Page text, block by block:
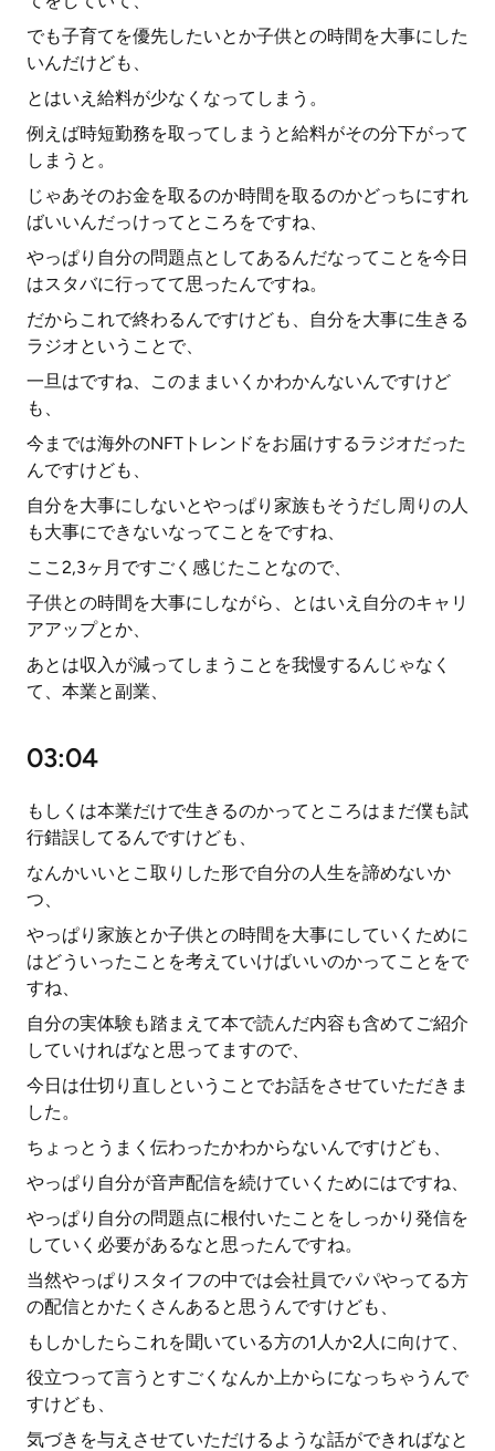
でも子育てを優先したいとか子供との時間を大事にした
いんだけども、
とはいえ給料が少なくなってしまう。
例えば時短勤務を取ってしまうと給料がその分下がって
しまうと。
じゃあそのお金を取るのか時間を取るのかどっちにすれ
ばいいんだっけってところをですね、
やっぱり自分の問題点としてあるんだなってことを今日
はスタバに行ってて思ったんですね。
だからこれで終わるんですけども、自分を大事に生きる
ラジオということで、
一旦はですね、このままいくかわかんないんですけど
も、
今までは海外のNFTトレンドをお届けするラジオだった
んですけども、
自分を大事にしないとやっぱり家族もそうだし周りの人
も大事にできないなってことをですね、
ここ2,3ヶ月ですごく感じたことなので、
子供との時間を大事にしながら、とはいえ自分のキャリ
アアップとか、
あとは収入が減ってしまうことを我慢するんじゃなく
て、本業と副業、
03:04
もしくは本業だけで生きるのかってところはまだ僕も試
行錯誤してるんですけども、
なんかいいとこ取りした形で自分の人生を諦めないか
つ、
やっぱり家族とか子供との時間を大事にしていくために
はどういったことを考えていけばいいのかってことをで
すね、
自分の実体験も踏まえて本で読んだ内容も含めてご紹介
していければなと思ってますので、
今日は仕切り直しということでお話をさせていただきま
した。
ちょっとうまく伝わったかわからないんですけども、
やっぱり自分が音声配信を続けていくためにはですね、
やっぱり自分の問題点に根付いたことをしっかり発信を
していく必要があるなと思ったんですね。
当然やっぱりスタイフの中では会社員でパパやってる方
の配信とかたくさんあると思うんですけども、
もしかしたらこれを聞いている方の1人か2人に向けて、
役立つって言うとすごくなんか上からになっちゃうんで
すけども、
気づきを与えさせていただけるような話ができればなと